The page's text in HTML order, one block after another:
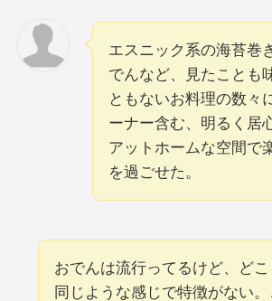
エスニック系の海苔巻
でんなど、見たことも
ともないお料理の数々
ーナー含む、明るく居
アットホームな空間で
を過ごせた。
おでんは流行ってるけど、どこ
同じような感じで特徴がない。